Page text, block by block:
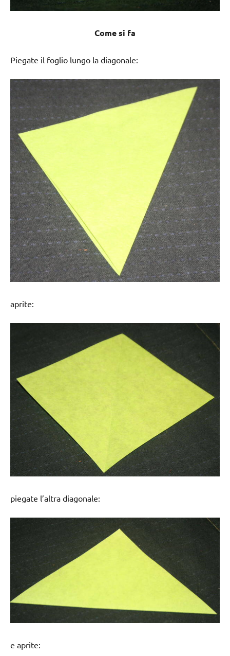
Come si fa
Piegate il foglio lungo la diagonale:
aprite:
piegate l’altra diagonale:
e aprite: